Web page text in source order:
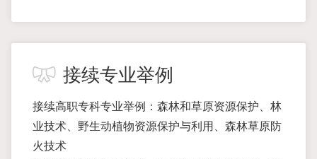
接续专业举例
接续高职专科专业举例：森林和草原资源保护、林
业技术、野生动植物资源保护与利用、森林草原防
火技术